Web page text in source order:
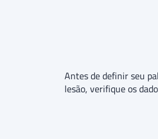
Antes de definir seu
lesão, verifique os